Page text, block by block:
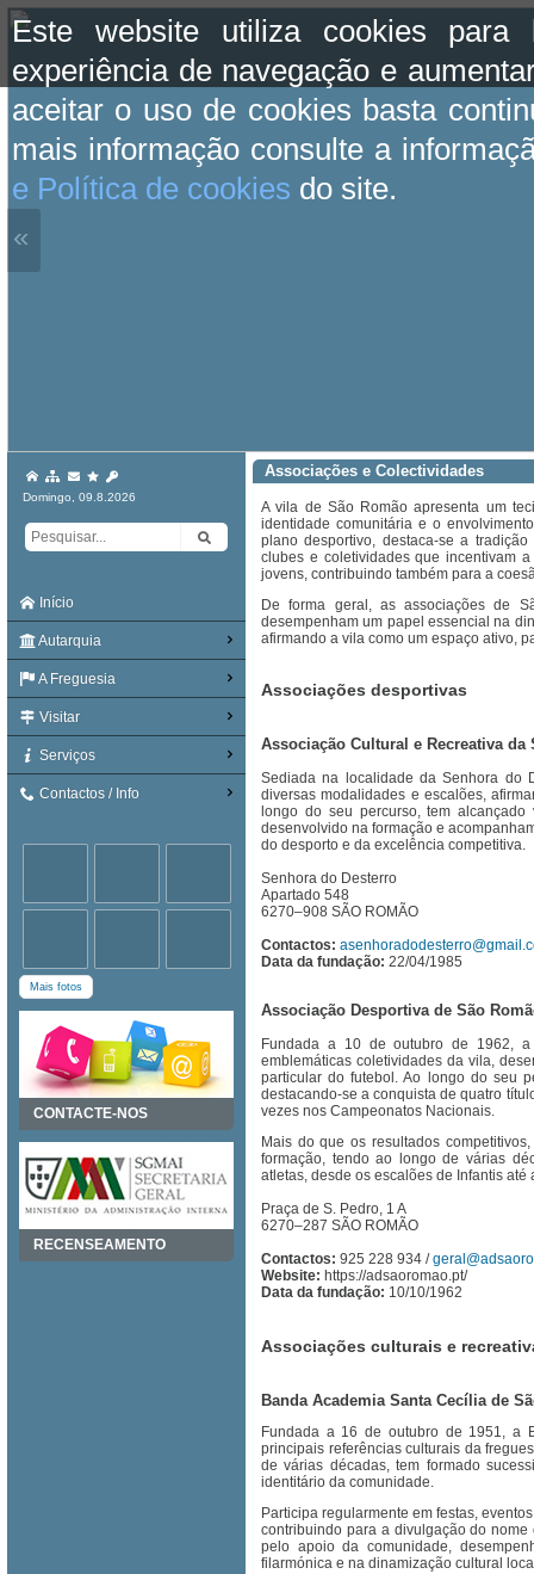
Este website utiliza cookies para
experiência de navegação e
aceitar o uso de cookies basta
mais informação consulte a
e Política de cookies do site.
«
Domingo, 09.8.2026
Início
Autarquia
A Freguesia
Visitar
Serviços
Contactos / Info
Mais fotos
CONTACTE-NOS
RECENSEAMENTO
Associações e Colectividades
A vila de São Romão apresenta um
identidade comunitária e o
plano desportivo, destaca-se a
clubes e coletividades que incentivam
jovens, contribuindo também para a
De forma geral, as associações de
desempenham um papel essencial na
afirmando a vila como um espaço ativo,
Associações desportivas
Associação Cultural e Recreativa da
Sediada na localidade da Senhora do
diversas modalidades e escalões,
longo do seu percurso, tem
desenvolvido na formação e
do desporto e da excelência competitiva.
Senhora do Desterro
Apartado 548
6270–908 SÃO ROMÃO
Contactos:
Data da fundação: 22/04/1985
Associação Desportiva de São
Fundada a 10 de outubro de 1962,
emblemáticas coletividades da vila,
particular do futebol. Ao longo do seu
destacando-se a conquista de quatro
vezes nos Campeonatos Nacionais.
Mais do que os resultados
formação, tendo ao longo de várias
atletas, desde os escalões de Infantis
Praça de S. Pedro, 1 A
6270–287 SÃO ROMÃO
Contactos: 925 228 934 /
Website: https://adsaoromao.pt/
Data da fundação: 10/10/1962
Associações culturais e
Banda Academia Santa Cecília de
Fundada a 16 de outubro de 1951, a
principais referências culturais da
de várias décadas, tem formado
identitário da comunidade.
Participa regularmente em festas,
contribuindo para a divulgação do
pelo apoio da comunidade,
filarmónica e na dinamização cultural